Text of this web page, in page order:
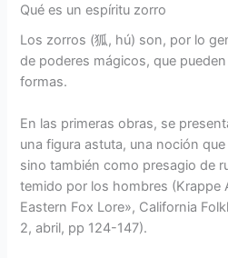
Qué es un espíritu zorro
Los zorros (狐, hú) son, por lo
de poderes mágicos, que
formas.
En las primeras obras, se
una figura astuta, una noción
sino también como presagio de
temido por los hombres (Krappe
Eastern Fox Lore», California
2, abril, pp 124-147).